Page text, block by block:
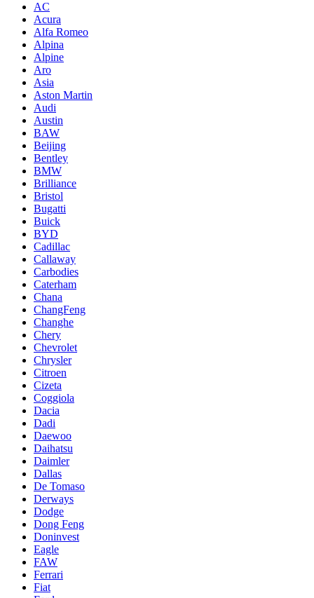
AC
Acura
Alfa Romeo
Alpina
Alpine
Aro
Asia
Aston Martin
Audi
Austin
BAW
Beijing
Bentley
BMW
Brilliance
Bristol
Bugatti
Buick
BYD
Cadillac
Callaway
Carbodies
Caterham
Chana
ChangFeng
Changhe
Chery
Chevrolet
Chrysler
Citroen
Cizeta
Coggiola
Dacia
Dadi
Daewoo
Daihatsu
Daimler
Dallas
De Tomaso
Derways
Dodge
Dong Feng
Doninvest
Eagle
FAW
Ferrari
Fiat